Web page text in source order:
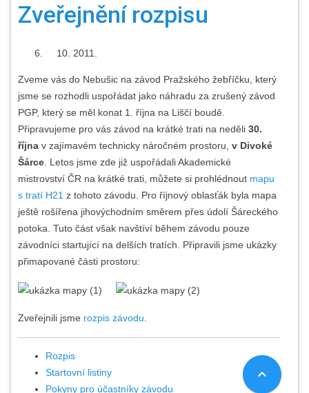
Zveřejnění rozpisu
2011.
Zveme vás do Nebušic na závod Pražského žebříčku, který
jsme se rozhodli uspořádat jako náhradu za zrušený závod
PGP, který se měl konat 1. října na Liščí boudě.
Připravujeme pro vás závod na krátké trati na neděli 30.
října v zajímavém technicky náročném prostoru, v Divoké
Šárce. Letos jsme zde již uspořádali Akademické
mistrovství ČR na krátké trati, můžete si prohlédnout mapu
s tratí H21 z tohoto závodu. Pro říjnový oblasťák byla mapa
ještě rošířena jihovýchodním směrem přes údolí Šáreckého
potoka. Tuto část však navštíví během závodu pouze
závodníci startující na delších tratích. Připravili jsme ukázky
přimapované části prostoru:
Zveřejnili jsme rozpis závodu
Rozpis
Startovní listiny
Pokyny pro účastníky závodu
expand_less